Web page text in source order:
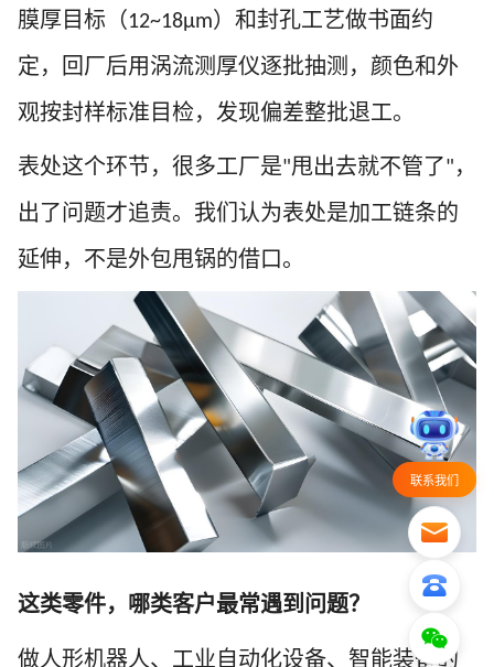
膜厚目标（ 12~18μm）和封孔工艺做书面约
定，回厂后用涡流测厚仪逐批抽测，颜色和外
观按封样标准目检，发现偏差整批退工。
表处这个环节，很多工厂是"甩出去就不管了" ，
出了问题才追责。我们认为表处是加工链条的
延伸，不是外包甩锅的借口 。
这类零件，哪类客户最常遇到问题？
做人形机器人、工业自动化设备、智能装备的
联系我们